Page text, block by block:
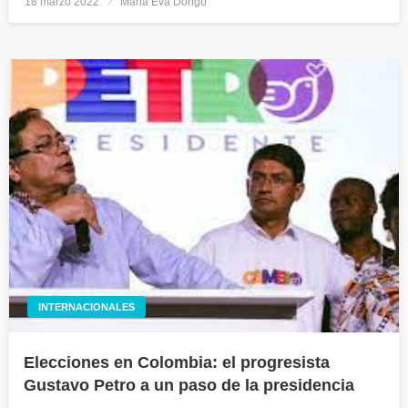
INTERNACIONALES
Elecciones en Colombia: el progresista
Gustavo Petro a un paso de la presidencia